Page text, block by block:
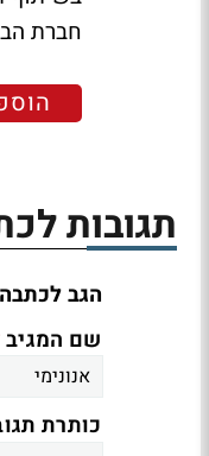
חברת
תגובות
הגב לכתבה
שם המגיב
כותרת